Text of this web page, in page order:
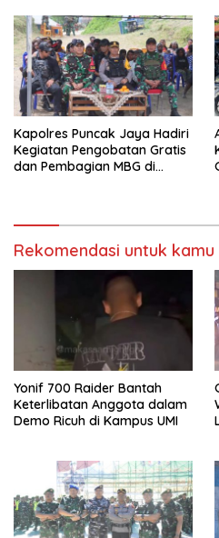
Kapolres Puncak Jaya Hadiri
Kegiatan Pengobatan Gratis
dan Pembagian MBG di
Rekomendasi untuk kamu
Yonif 700 Raider Bantah
Keterlibatan Anggota dalam
Demo Ricuh di Kampus UMI